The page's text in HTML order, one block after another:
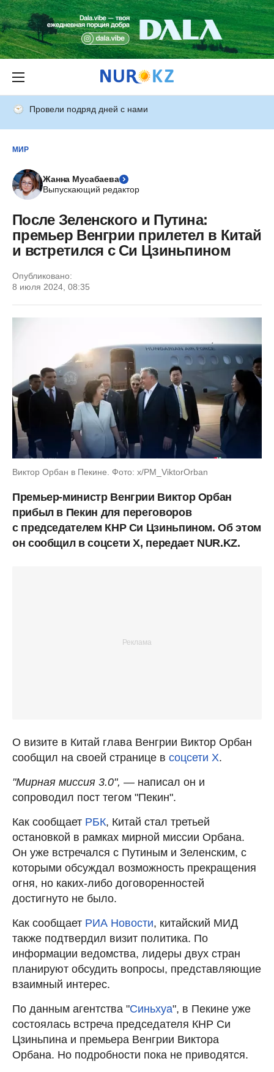
Провели подряд дней с нами
МИР
Жанна Мусабаева
Выпускающий редактор
После Зеленского и Путина:
премьер Венгрии прилетел в Китай
и встретился с Си Цзиньпином
Опубликовано:
8 июля 2024, 08:35
Виктор Орбан в Пекине. Фото: x/PM_ViktorOrban
Премьер-министр Венгрии Виктор Орбан
прибыл в Пекин для переговоров
с председателем КНР Си Цзиньпином. Об этом
он сообщил в соцсети X, передает NUR.KZ.
О визите в Китай глава Венгрии Виктор Орбан
сообщил на своей странице в соцсети X.
"Мирная миссия 3.0", — написал он и
сопроводил пост тегом "Пекин".
Как сообщает РБК, Китай стал третьей
остановкой в рамках мирной миссии Орбана.
Он уже встречался с Путиным и Зеленским, с
которыми обсуждал возможность прекращения
огня, но каких-либо договоренностей
достигнуто не было.
Как сообщает РИА Новости, китайский МИД
также подтвердил визит политика. По
информации ведомства, лидеры двух стран
планируют обсудить вопросы, представляющие
взаимный интерес.
По данным агентства "Синьхуа", в Пекине уже
состоялась встреча председателя КНР Си
Цзиньпина и премьера Венгрии Виктора
Орбана. Но подробности пока не приводятся.